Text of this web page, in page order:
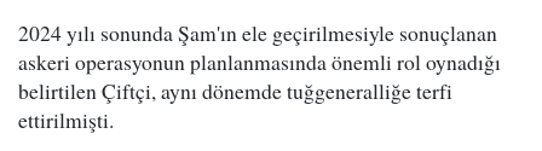
2024 yılı sonunda Şam'ın ele geçirilmesiyle sonuçlanan
askeri operasyonun planlanmasında önemli rol oynadığı
belirtilen Çiftçi, aynı dönemde tuğgeneralliğe terfi
ettirilmişti.